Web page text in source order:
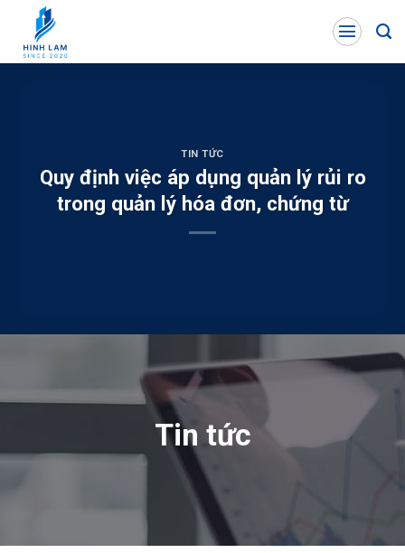
content
TIN TỨC
Quy định việc áp dụng quản lý rủi ro
trong quản lý hóa đơn, chứng từ
Tin tức